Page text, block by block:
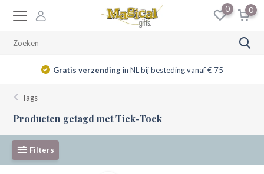
0 0
Gratis verzendingin NL bij besteding vanaf € 75
Tags
Producten getagd met Tick-Tock
Filters